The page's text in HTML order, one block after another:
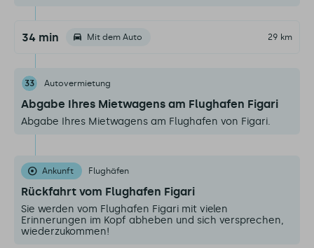
34 min Mit dem Auto 29 km
33 Autovermietung
Abgabe Ihres Mietwagens am Flughafen Figari
Abgabe Ihres Mietwagens am Flughafen von Figari.
Ankunft Flughäfen
Rückfahrt vom Flughafen Figari
Sie werden vom Flughafen Figari mit vielen
Erinnerungen im Kopf abheben und sich versprechen,
wiederzukommen!